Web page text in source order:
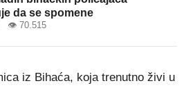
da se spomene
👁 70.515
iz Bihaća, koja trenutno živi u